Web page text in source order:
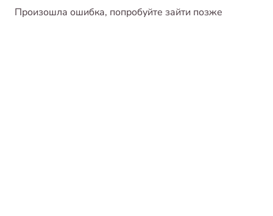
Произошла ошибка, попробуйте зайти позже